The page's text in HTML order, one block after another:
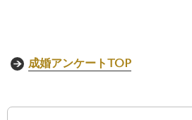
成婚アンケートTOP